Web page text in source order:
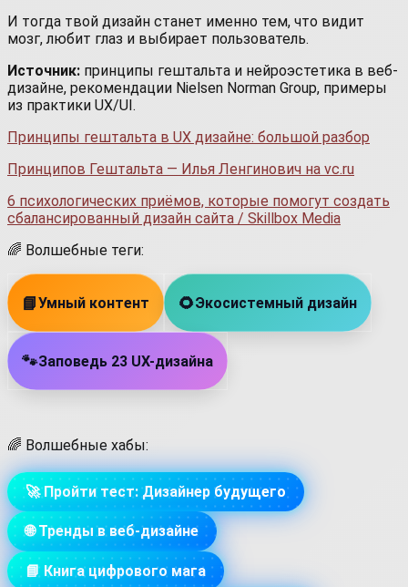
И тогда твой дизайн станет именно тем, что видит
мозг, любит глаз и выбирает пользователь.
Источник: принципы гештальта и нейроэстетика в веб-
дизайне, рекомендации Nielsen Norman Group, примеры
из практики UX/UI.
Принципы гештальта в UX дизайне: большой разбор
Принципов Гештальта — Илья Ленгинович на vc.ru
6 психологических приёмов, которые помогут создать
сбалансированный дизайн сайта / Skillbox Media
🌈 Волшебные теги:
📘Умный контент 🌻Экосистемный дизайн
🐾Заповедь 23 UX-дизайна
🌈 Волшебные хабы:
🚀 Пройти тест: Дизайнер будущего
🌐 Тренды в веб-дизайне
📘 Книга цифрового мага